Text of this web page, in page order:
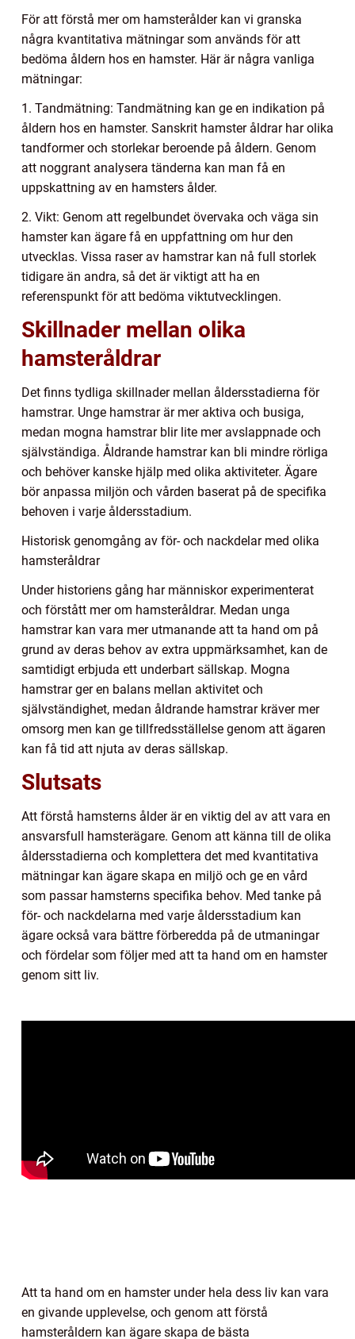
För att förstå mer om hamsterålder kan vi granska
några kvantitativa mätningar som används för att
bedöma åldern hos en hamster. Här är några vanliga
mätningar:
1. Tandmätning: Tandmätning kan ge en indikation på
åldern hos en hamster. Sanskrit hamster åldrar har olika
tandformer och storlekar beroende på åldern. Genom
att noggrant analysera tänderna kan man få en
uppskattning av en hamsters ålder.
2. Vikt: Genom att regelbundet övervaka och väga sin
hamster kan ägare få en uppfattning om hur den
utvecklas. Vissa raser av hamstrar kan nå full storlek
tidigare än andra, så det är viktigt att ha en
referenspunkt för att bedöma viktutvecklingen.
Skillnader mellan olika
hamsteråldrar
Det finns tydliga skillnader mellan åldersstadierna för
hamstrar. Unge hamstrar är mer aktiva och busiga,
medan mogna hamstrar blir lite mer avslappnade och
självständiga. Åldrande hamstrar kan bli mindre rörliga
och behöver kanske hjälp med olika aktiviteter. Ägare
bör anpassa miljön och vården baserat på de specifika
behoven i varje åldersstadium.
Historisk genomgång av för- och nackdelar med olika
hamsteråldrar
Under historiens gång har människor experimenterat
och förstått mer om hamsteråldrar. Medan unga
hamstrar kan vara mer utmanande att ta hand om på
grund av deras behov av extra uppmärksamhet, kan de
samtidigt erbjuda ett underbart sällskap. Mogna
hamstrar ger en balans mellan aktivitet och
självständighet, medan åldrande hamstrar kräver mer
omsorg men kan ge tillfredsställelse genom att ägaren
kan få tid att njuta av deras sällskap.
Slutsats
Att förstå hamsterns ålder är en viktig del av att vara en
ansvarsfull hamsterägare. Genom att känna till de olika
åldersstadierna och komplettera det med kvantitativa
mätningar kan ägare skapa en miljö och ge en vård
som passar hamsterns specifika behov. Med tanke på
för- och nackdelarna med varje åldersstadium kan
ägare också vara bättre förberedda på de utmaningar
och fördelar som följer med att ta hand om en hamster
genom sitt liv.
Att ta hand om en hamster under hela dess liv kan vara
en givande upplevelse, och genom att förstå
hamsteråldern kan ägare skapa de bästa